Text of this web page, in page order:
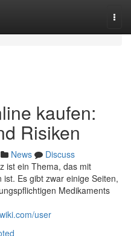
kaufen:
Risiken
News
Discuss
ist ein Thema, das mit
Es gibt zwar einige Seiten,
Medikaments
user